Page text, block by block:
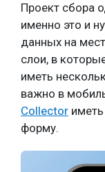
Проект сбора
именно это и
данных на
слои, в
иметь
важно в
Collector
форму.